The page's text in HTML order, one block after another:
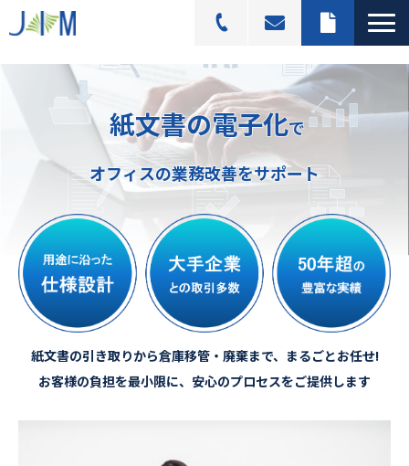
スキャニングサービス
選ばれる理由
活用シーン
導入事例
料金プラン
ブログ記事一覧
紙文書の電子化で
オフィスの業務改善をサポート
紙文書の引き取りから倉庫移管・廃棄まで、まるごとお任せ!
お客様の負担を最小限に、安心のプロセスをご提供します